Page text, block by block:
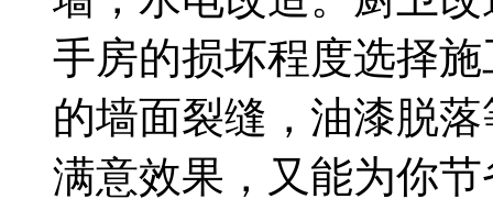
手房的损坏程度选择
的墙面裂缝，油漆脱
满意效果，又能为你